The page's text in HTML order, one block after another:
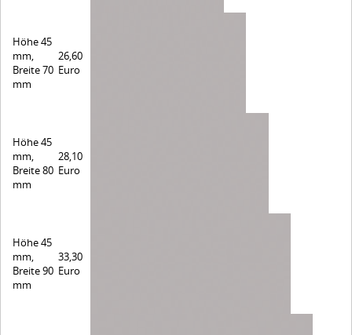
Höhe 45
mm,
Breite 70
mm
26,60
Euro
Höhe 45
mm,
Breite 80
mm
28,10
Euro
Höhe 45
mm,
Breite 90
mm
33,30
Euro